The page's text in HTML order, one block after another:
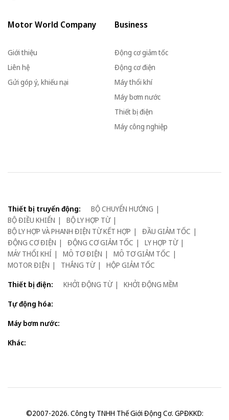
Motor World Company
Giới thiệu
Liên hệ
Gửi góp ý, khiếu nại
Business
Động cơ giảm tốc
Động cơ điện
Máy thổi khí
Máy bơm nước
Thiết bị điện
Máy công nghiệp
Thiết bị truyển động:
BỘ CHUYỂN HƯỚNG
BỘ ĐIỀU KHIỂN
BỘ LY HỢP TỪ
BỘ LY HỢP VÀ PHANH ĐIỆN TỪ KẾT HỢP
ĐẦU GIẢM TỐC
ĐỘNG CƠ ĐIỆN
ĐỘNG CƠ GIẢM TỐC
LY HỢP TỪ
MÁY THỔI KHÍ
MÔ TƠ ĐIỆN
MÔ TƠ GIẢM TỐC
MOTOR ĐIỆN
THẮNG TỪ
HỘP GIẢM TỐC
Thiết bị điện:
KHỞI ĐỘNG TỪ
KHỞI ĐỘNG MỀM
Tự động hóa:
Máy bơm nước:
Khác:
©2007-2026. Công ty TNHH Thế Giới Động Cơ. GPĐKKD: